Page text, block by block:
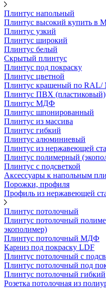
Плинтус напольный
Плинтус высокий купить в
Плинтус узкий
Плинтус широкий
Плинтус белый
Скрытый плинтус
Плинтус под покраску
Плинтус цветной
Плинтус крашеный по RAL/
Плинтус ПВХ (пластиковый)
Плинтус МДФ
Плинтус шпонированный
Плинтус из массива
Плинтус гибкий
Плинтус алюминиевый
Плинтус из нержавеющей
Плинтус полимерный
Плинтус с подсветкой
Аксессуары к напольным
Порожки, профиля
Профиль из нержавеющей
Плинтус потолочный
Плинтус потолочный
экополимер)
Плинтус потолочный МДФ
Карниз под покраску LDF
Плинтус потолочный с
Плинтус потолочный под
Плинтус потолочный гибкий
Розетка потолочная из